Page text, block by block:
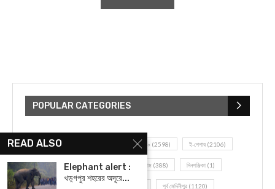
POPULAR CATEGORIES
UNCATEGORIZED আজকের সেরা ১০ (2598) ই-পেপার (2106)
খেলাধূলো জেলার খবর(602) ঝাড়গ্রাম (388) দিনপঞ্জিকা (1)
দৈনিক রাশিফল পশ্চিম মেদিনীপুর পূর্ব মেদিনীপুর (1120)
READ ALSO
Elephant alert :
খড়্গপুর শহরের অদূরে...